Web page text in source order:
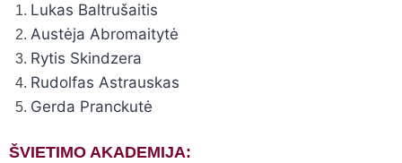
Lukas Baltrušaitis
Austėja Abromaitytė
Rytis Skindzera
Rudolfas Astrauskas
Gerda Pranckutė
ŠVIETIMO AKADEMIJA: